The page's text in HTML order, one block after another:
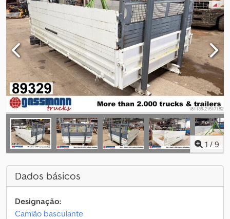
1 / 9
Dados básicos
Designação:
Camião basculante